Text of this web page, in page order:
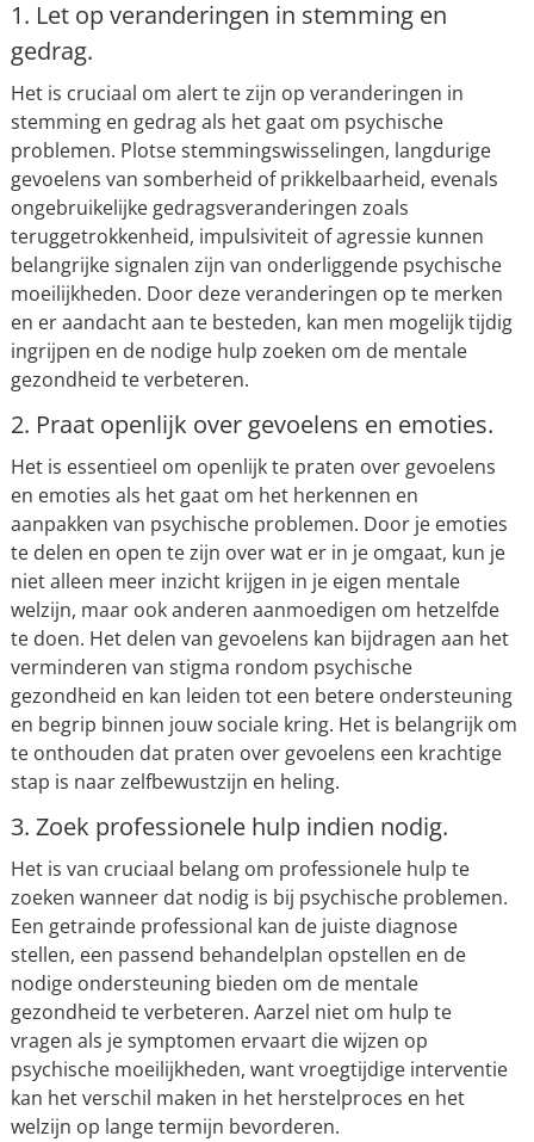
1. Let op veranderingen in stemming en
gedrag.
Het is cruciaal om alert te zijn op veranderingen in
stemming en gedrag als het gaat om psychische
problemen. Plotse stemmingswisselingen, langdurige
gevoelens van somberheid of prikkelbaarheid, evenals
ongebruikelijke gedragsveranderingen zoals
teruggetrokkenheid, impulsiviteit of agressie kunnen
belangrijke signalen zijn van onderliggende psychische
moeilijkheden. Door deze veranderingen op te merken
en er aandacht aan te besteden, kan men mogelijk tijdig
ingrijpen en de nodige hulp zoeken om de mentale
gezondheid te verbeteren.
2. Praat openlijk over gevoelens en emoties.
Het is essentieel om openlijk te praten over gevoelens
en emoties als het gaat om het herkennen en
aanpakken van psychische problemen. Door je emoties
te delen en open te zijn over wat er in je omgaat, kun je
niet alleen meer inzicht krijgen in je eigen mentale
welzijn, maar ook anderen aanmoedigen om hetzelfde
te doen. Het delen van gevoelens kan bijdragen aan het
verminderen van stigma rondom psychische
gezondheid en kan leiden tot een betere ondersteuning
en begrip binnen jouw sociale kring. Het is belangrijk om
te onthouden dat praten over gevoelens een krachtige
stap is naar zelfbewustzijn en heling.
3. Zoek professionele hulp indien nodig.
Het is van cruciaal belang om professionele hulp te
zoeken wanneer dat nodig is bij psychische problemen.
Een getrainde professional kan de juiste diagnose
stellen, een passend behandelplan opstellen en de
nodige ondersteuning bieden om de mentale
gezondheid te verbeteren. Aarzel niet om hulp te
vragen als je symptomen ervaart die wijzen op
psychische moeilijkheden, want vroegtijdige interventie
kan het verschil maken in het herstelproces en het
welzijn op lange termijn bevorderen.